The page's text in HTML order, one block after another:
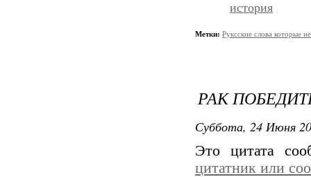
история
Метки: Руксские слова которые
РАК
Суббота, 24 Июня
Это цитата
цитатник или